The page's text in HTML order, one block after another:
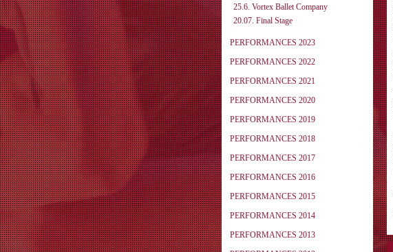
25.6. Vortex Ballet Company
20.07. Final Stage
PERFORMANCES 2023
PERFORMANCES 2022
PERFORMANCES 2021
PERFORMANCES 2020
PERFORMANCES 2019
PERFORMANCES 2018
PERFORMANCES 2017
PERFORMANCES 2016
PERFORMANCES 2015
PERFORMANCES 2014
PERFORMANCES 2013